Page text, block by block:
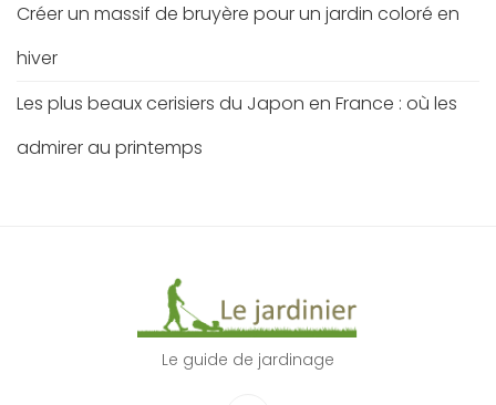
Créer un massif de bruyère pour un jardin coloré en
hiver
Les plus beaux cerisiers du Japon en France : où les
admirer au printemps
Le guide de jardinage